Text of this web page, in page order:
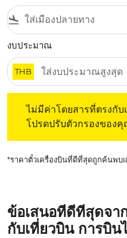
flight_land
งบประมาณ
THB
ไม่มีค่าโดยสารที่ตรงกั
โปรดปรับตัวกรองของ
*ราคาตั๋วเครื่องบินที่ดีที่สุดถูกค้นพบ
ข้อเสนอที่ดีที่สุดจา
กับเที่ยวบิน การบิน